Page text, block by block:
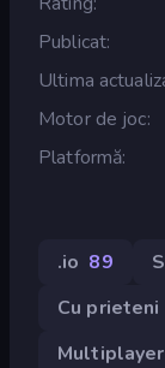
Publicat
Ultima
Motor de joc
Platformă
.io 89
Cu prieteni
Multiplayer